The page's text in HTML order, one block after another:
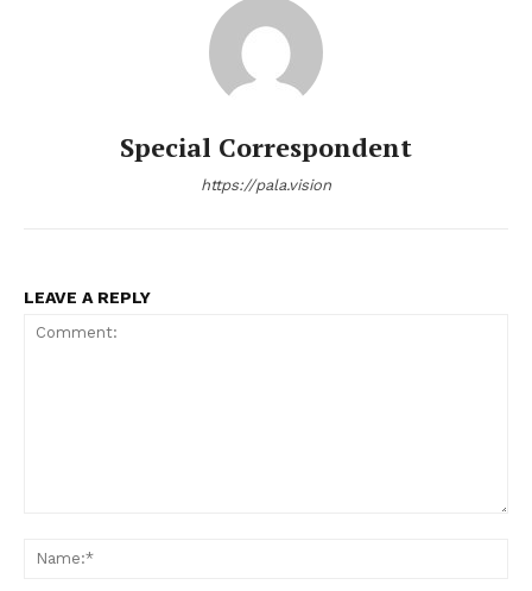
Special Correspondent
https://pala.vision
LEAVE A REPLY